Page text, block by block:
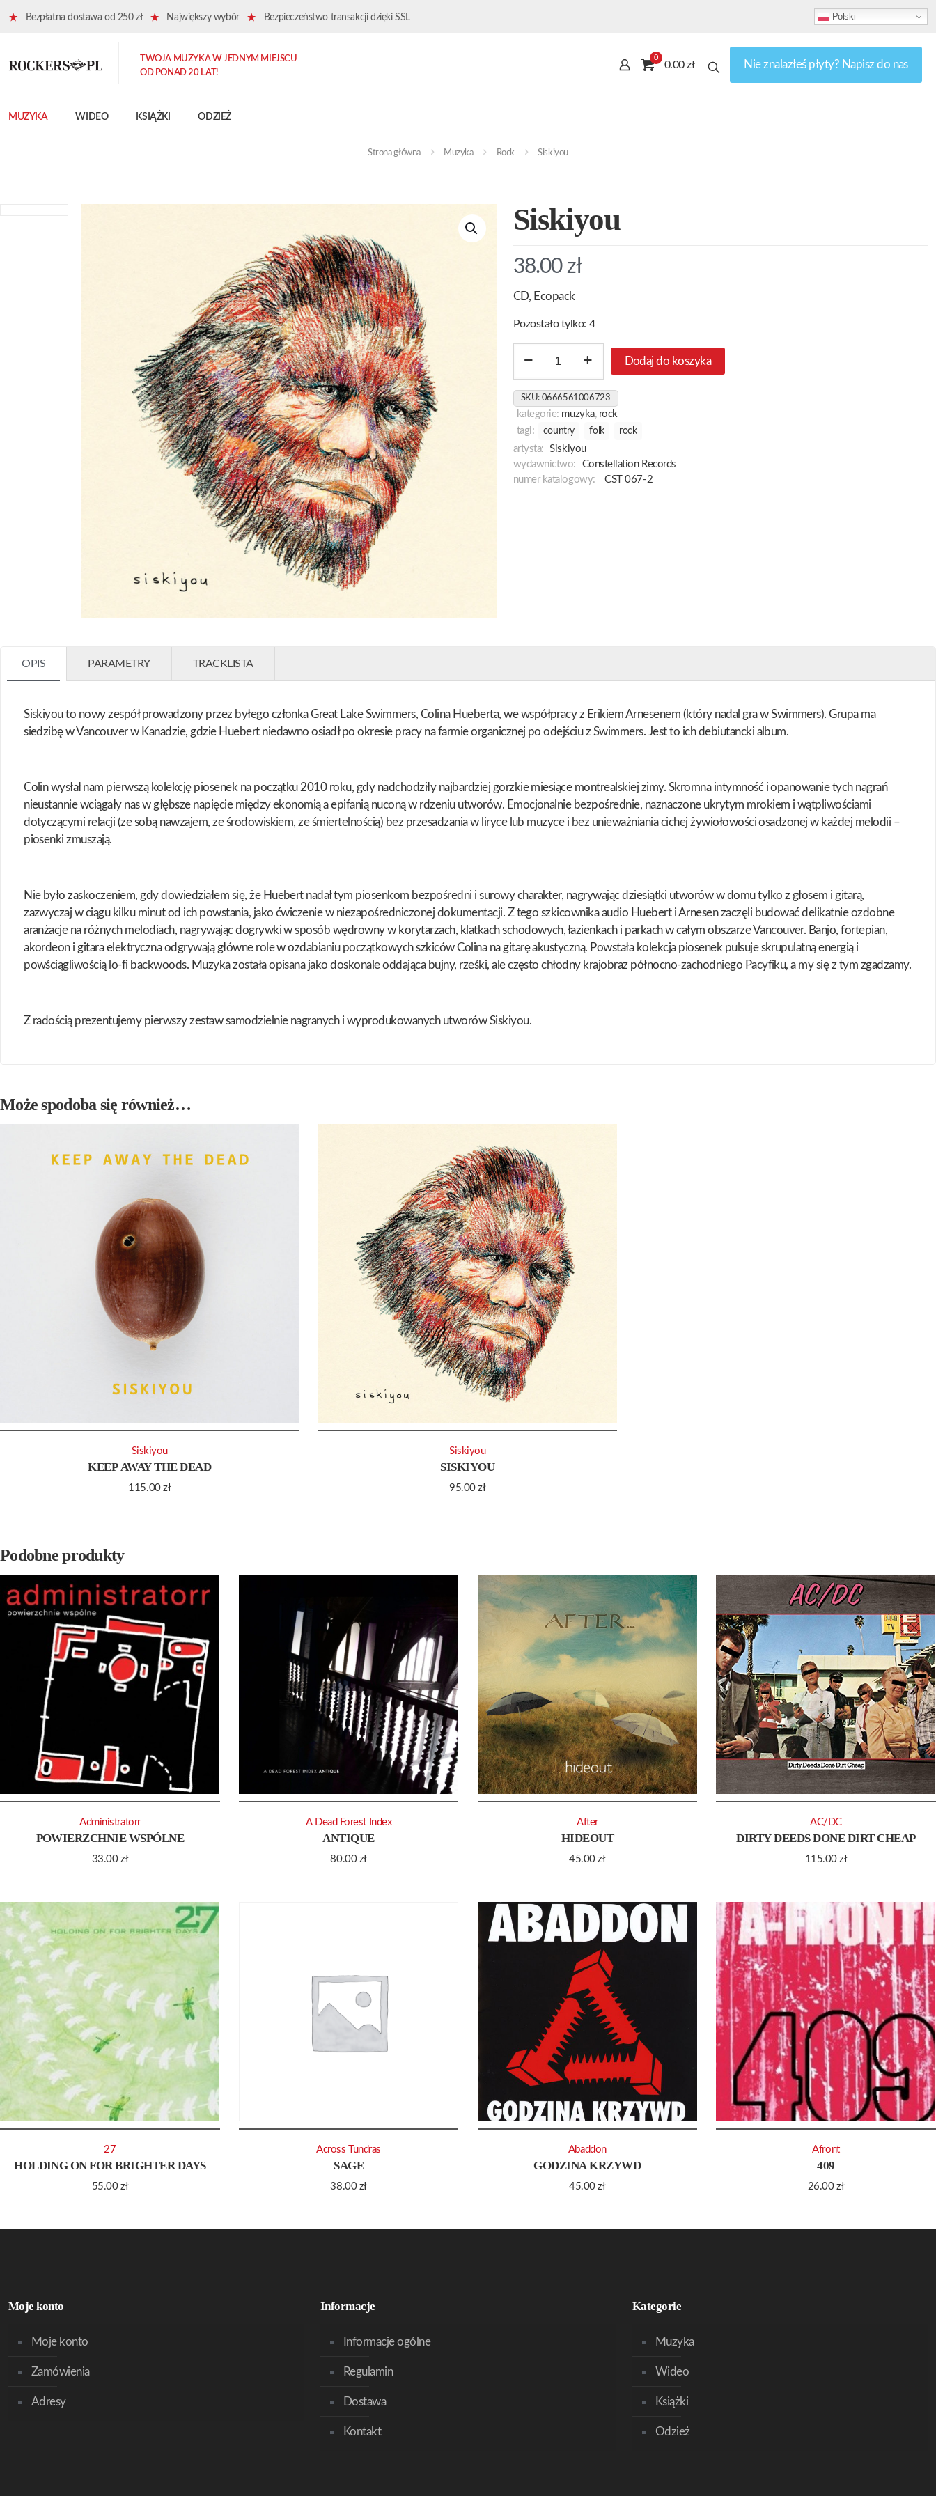
Bezpłatna dostawa od 250 zł Największy wybór Bezpieczeństwo transakcji dzięki SSL Polski
MUZYKA WIDEO KSIĄŻKI ODZIEŻ
TWOJA MUZYKA W JEDNYM MIEJSCU
OD PONAD 20 LAT!
0
0.00 zł Nie znalazłeś płyty? Napisz do nas
Strona główna Muzyka Rock Siskiyou
Siskiyou
38.00 zł
CD, Ecopack
Pozostało tylko: 4
Dodaj do koszyka
SKU: 0666561006723
kategorie: muzyka, rock
tagi:
country folk rock
artysta:
Siskiyou
wydawnictwo:
Constellation Records
numer katalogowy:
CST 067-2
OPIS PARAMETRY TRACKLISTA
Siskiyou to nowy zespół prowadzony przez byłego członka Great Lake Swimmers, Colina Hueberta, we współpracy z Erikiem Arnesenem (który nadal gra w Swimmers). Grupa ma
siedzibę w Vancouver w Kanadzie, gdzie Huebert niedawno osiadł po okresie pracy na farmie organicznej po odejściu z Swimmers. Jest to ich debiutancki album.
Colin wysłał nam pierwszą kolekcję piosenek na początku 2010 roku, gdy nadchodziły najbardziej gorzkie miesiące montrealskiej zimy. Skromna intymność i opanowanie tych nagrań
nieustannie wciągały nas w głębsze napięcie między ekonomią a epifanią nuconą w rdzeniu utworów. Emocjonalnie bezpośrednie, naznaczone ukrytym mrokiem i wątpliwościami
dotyczącymi relacji (ze sobą nawzajem, ze środowiskiem, ze śmiertelnością) bez przesadzania w liryce lub muzyce i bez unieważniania cichej żywiołowości osadzonej w każdej melodii –
piosenki zmuszają.
Nie było zaskoczeniem, gdy dowiedziałem się, że Huebert nadał tym piosenkom bezpośredni i surowy charakter, nagrywając dziesiątki utworów w domu tylko z głosem i gitarą,
zazwyczaj w ciągu kilku minut od ich powstania, jako ćwiczenie w niezapośredniczonej dokumentacji. Z tego szkicownika audio Huebert i Arnesen zaczęli budować delikatnie ozdobne
aranżacje na różnych melodiach, nagrywając dogrywki w sposób wędrowny w korytarzach, klatkach schodowych, łazienkach i parkach w całym obszarze Vancouver. Banjo, fortepian,
akordeon i gitara elektryczna odgrywają główne role w ozdabianiu początkowych szkiców Colina na gitarę akustyczną. Powstała kolekcja piosenek pulsuje skrupulatną energią i
powściągliwością lo-fi backwoods. Muzyka została opisana jako doskonale oddająca bujny, rześki, ale często chłodny krajobraz północno-zachodniego Pacyfiku, a my się z tym zgadzamy.
Z radością prezentujemy pierwszy zestaw samodzielnie nagranych i wyprodukowanych utworów Siskiyou.
Może spodoba się również…
KEEP AWAY THE DEAD
115.00zł
Siskiyou
SISKIYOU
95.00zł
Siskiyou
Podobne produkty
POWIERZCHNIE WSPÓLNE
33.00zł
Administratorr
ANTIQUE
80.00 zł
A Dead Forest Index
HIDEOUT
45.00zł
After
DIRTY DEEDS DONE DIRT CHEAP
115.00zł
AC/DC
HOLDING ON FOR BRIGHTER DAYS
55.00zł
27
SAGE
38.00 zł
Across Tundras
GODZINA KRZYWD
45.00zł
Abaddon
409
26.00zł
Afront
Moje konto
Moje konto
Zamówienia
Adresy
Informacje
Informacje ogólne
Regulamin
Dostawa
Kontakt
Kategorie
Muzyka
Wideo
Książki
Odzież